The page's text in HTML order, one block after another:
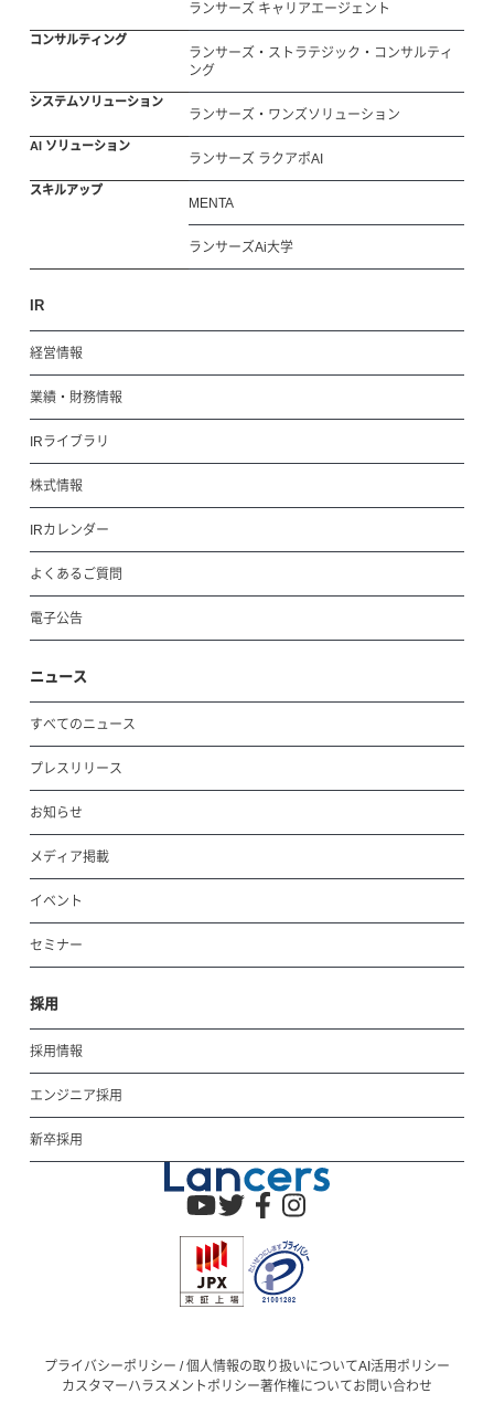
ランサーズ キャリアエージェント
コンサルティング
ランサーズ・ストラテジック・コンサルティ
ング
システムソリューション
ランサーズ・ワンズソリューション
AI ソリューション
ランサーズ ラクアポAI
スキルアップ
MENTA
ランサーズAi大学
IR
経営情報
業績・財務情報
IRライブラリ
株式情報
IRカレンダー
よくあるご質問
電子公告
ニュース
すべてのニュース
プレスリリース
お知らせ
メディア掲載
イベント
セミナー
採用
採用情報
エンジニア採用
新卒採用
プライバシーポリシー / 個人情報の取り扱いについてAI活用ポリシー
カスタマーハラスメントポリシー著作権についてお問い合わせ